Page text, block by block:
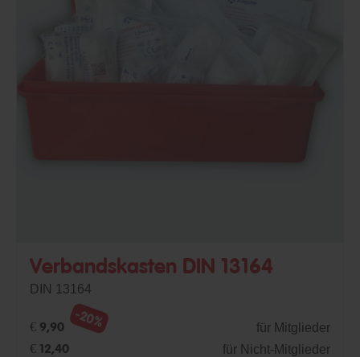
Verbandskasten DIN 13164
DIN 13164
€ 9,90 -20% für Mitglieder
€ 12,40 für Nicht-Mitglieder